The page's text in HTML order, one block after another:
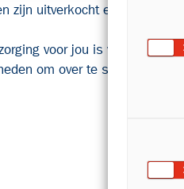
zijn uitverkocht en de
voor jou is vaak
om over te stappen?